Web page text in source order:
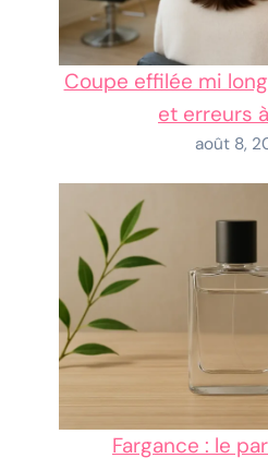
Coupe effilée mi
et erreurs
août 8,
Fargance : le